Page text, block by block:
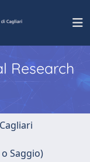
Research
Saggio)